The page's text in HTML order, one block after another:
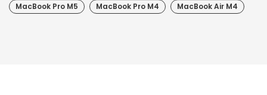
MacBook Pro M5
MacBook Pro M4 MacBook Air M4